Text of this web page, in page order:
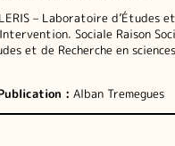
LERIS – Laboratoire d’Études
Sociale Raison
et de Recherche en
: Alban Tremegues